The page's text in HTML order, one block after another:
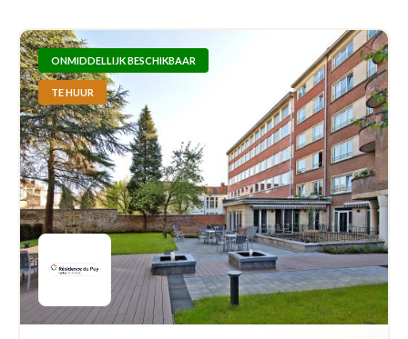
ONMIDDELLIJK BESCHIKBAAR
TE HUUR